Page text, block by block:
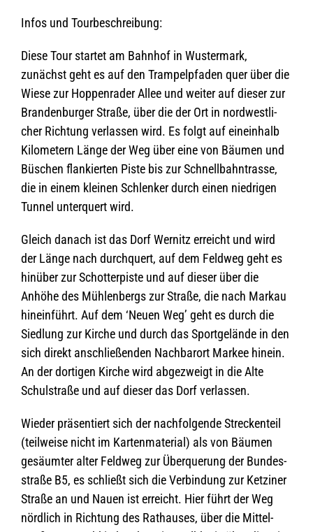
Infos und Tourbeschreibung:
Diese Tour star­tet am Bahn­hof in Wus­ter­mark,
zunächst geht es auf den Tram­pel­pfa­den quer über die
Wiese zur Hop­pen­ra­der Allee und wei­ter auf die­ser zur
Bran­den­bur­ger Straße, über die der Ort in nord­west­li­
cher Rich­tung ver­las­sen wird. Es folgt auf ein­ein­halb
Kilo­me­tern Länge der Weg über eine von Bäu­men und
Büschen flan­kier­ten Piste bis zur Schnell­bahn­trasse,
die in einem klei­nen Schlen­ker durch einen nied­ri­gen
Tun­nel unter­quert wird.
Gleich danach ist das Dorf Wer­nitz erreicht und wird
der Länge nach durch­quert, auf dem Feld­weg geht es
hin­über zur Schot­ter­piste und auf die­ser über die
Anhöhe des Müh­len­bergs zur Straße, die nach Mar­kau
hin­ein­führt. Auf dem ‘Neuen Weg’ geht es durch die
Sied­lung zur Kir­che und durch das Sport­ge­lände in den
sich direkt anschlie­ßen­den Nach­bar­ort Mar­kee hin­ein.
An der dor­ti­gen Kir­che wird abge­zweigt in die Alte
Schul­straße und auf die­ser das Dorf verlassen.
Wie­der prä­sen­tiert sich der nach­fol­gende Stre­cken­teil
(teil­weise nicht im Kar­ten­ma­te­rial) als von Bäu­men
gesäum­ter alter Feld­weg zur Über­que­rung der Bun­des­
straße B5, es schließt sich die Ver­bin­dung zur Ket­zi­ner
Straße an und Nauen ist erreicht. Hier führt der Weg
nörd­lich in Rich­tung des Rat­hau­ses, über die Mit­tel­